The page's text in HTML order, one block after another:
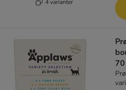
4 varianter